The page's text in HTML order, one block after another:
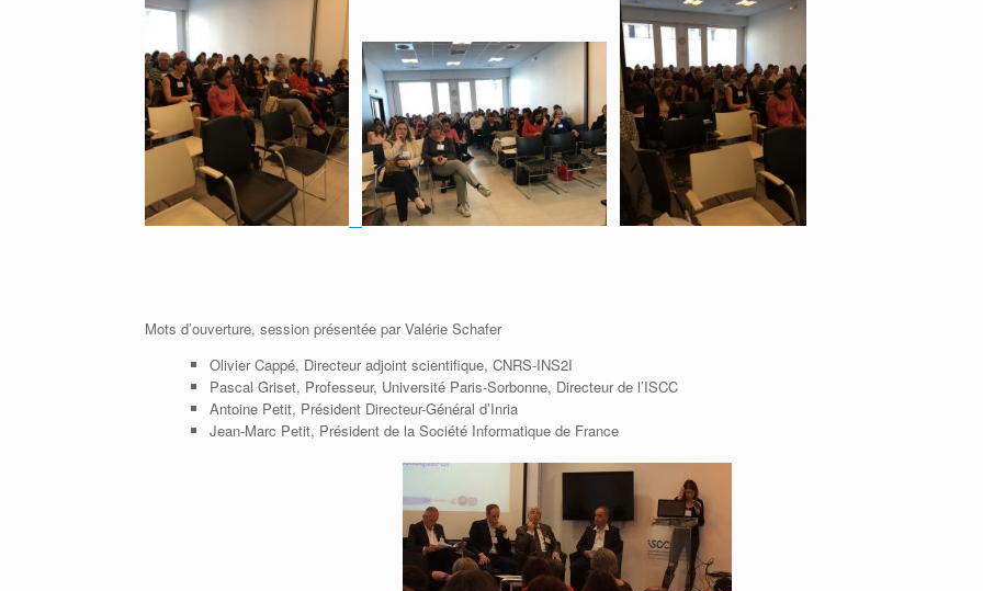
Mots d’ouverture, session présentée par Valérie Schafer
Olivier Cappé, Directeur adjoint scientifique, CNRS-INS2I
Pascal Griset, Professeur, Université Paris-Sorbonne, Directeur de l’ISCC
Antoine Petit, Président Directeur-Général d’Inria
Jean-Marc Petit, Président de la Société Informatique de France